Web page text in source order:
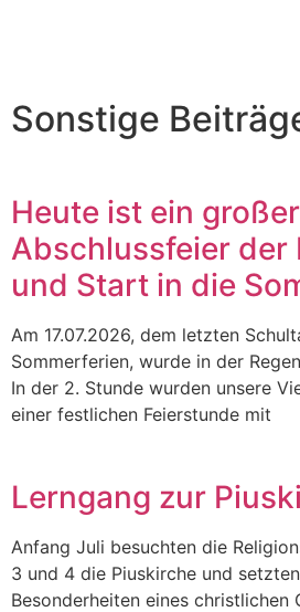
Sonstige
Heute ist ein
Abschlussfeier der
und Start in die
Am 17.07.2026, dem letzten
Sommerferien, wurde in der
In der 2. Stunde wurden unsere
einer festlichen Feierstunde mit
Lerngang zur
Anfang Juli besuchten die
3 und 4 die Piuskirche und
Besonderheiten eines christlichen